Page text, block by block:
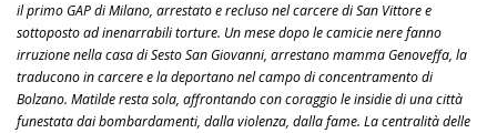
il primo GAP di Milano, arrestato e recluso nel carcere di San Vittore e
sottoposto ad inenarrabili torture. Un mese dopo le camicie nere fanno
irruzione nella casa di Sesto San Giovanni, arrestano mamma Genoveffa, la
traducono in carcere e la deportano nel campo di concentramento di
Bolzano. Matilde resta sola, affrontando con coraggio le insidie di una città
funestata dai bombardamenti, dalla violenza, dalla fame. La centralità delle